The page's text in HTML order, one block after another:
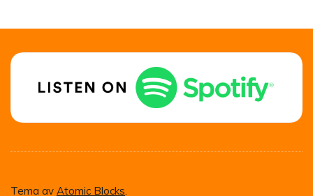
Tema av Atomic Blocks.